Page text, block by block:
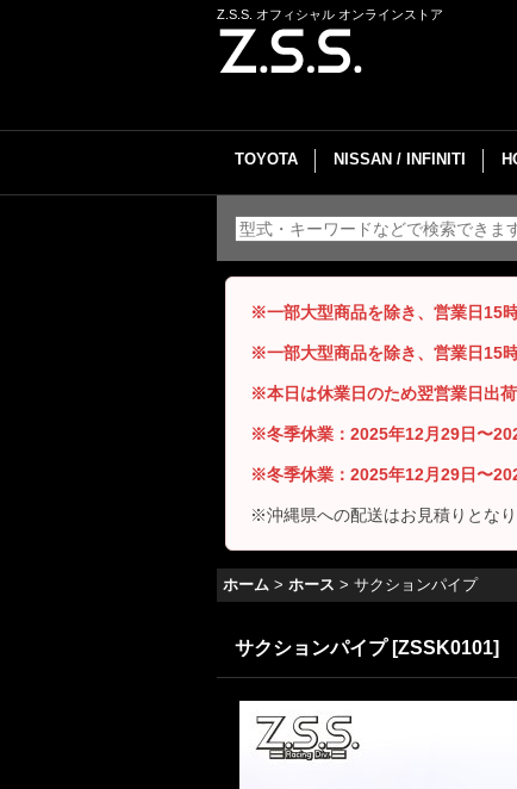
Z.S.S. オフィシャル オンラインストア
TOYOTA NISSAN / INFINITI
※一部大型商品を除き、営業日15
※一部大型商品を除き、営業日15
※本日は休業日のため翌営業日出荷
※冬季休業：2025年12月29日〜
※冬季休業：2025年12月29日〜
※沖縄県への配送はお見積りとな
ホーム > ホース > サクションパイプ
サクションパイプ [ZSSK0101]